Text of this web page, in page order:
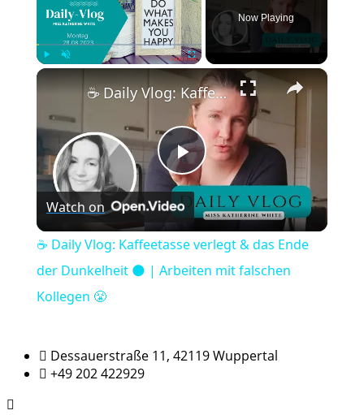
Now Playing
×
Play
Video
☕️ Daily Vlog: Kaffeetasse verlegt & das Ende der Dunkelheit 🌑 | Arbeiten mit falschen Kollegen 😤
Watch on
☕️ Daily Vlog: Kaffeetasse verlegt & das Ende
der Dunkelheit 🌑 | Arbeiten mit falschen
Kollegen 😤
Dessauerstraße 11, 42119 Wuppertal
+49 202 422929